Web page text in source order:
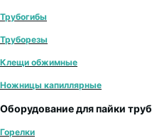
Трубогибы
Труборезы
Клещи обжимные
Ножницы капиллярные
Оборудование для пайки труб
Горелки